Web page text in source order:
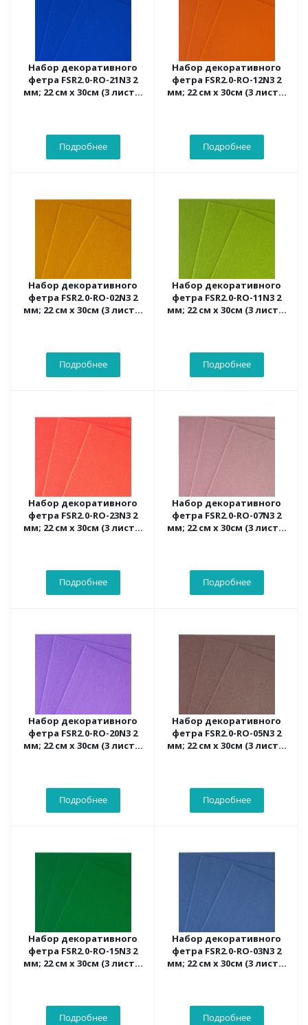
Набор декоративного
фетра FSR2.0-RO-21N3 2
мм; 22 см х 30см (3 листа,
Подробнее
Набор декоративного
фетра FSR2.0-RO-12N3 2
мм; 22 см х 30см (3 листа,
Подробнее
Набор декоративного
фетра FSR2.0-RO-02N3 2
мм; 22 см х 30см (3 листа,
Подробнее
Набор декоративного
фетра FSR2.0-RO-11N3 2
мм; 22 см х 30см (3 листа,
Подробнее
Набор декоративного
фетра FSR2.0-RO-23N3 2
мм; 22 см х 30см (3 листа,
Подробнее
Набор декоративного
фетра FSR2.0-RO-07N3 2
мм; 22 см х 30см (3 листа,
Подробнее
Набор декоративного
фетра FSR2.0-RO-20N3 2
мм; 22 см х 30см (3 листа,
Подробнее
Набор декоративного
фетра FSR2.0-RO-05N3 2
мм; 22 см х 30см (3 листа,
Подробнее
Набор декоративного
фетра FSR2.0-RO-15N3 2
мм; 22 см х 30см (3 листа,
Подробнее
Набор декоративного
фетра FSR2.0-RO-03N3 2
мм; 22 см х 30см (3 листа,
Подробнее